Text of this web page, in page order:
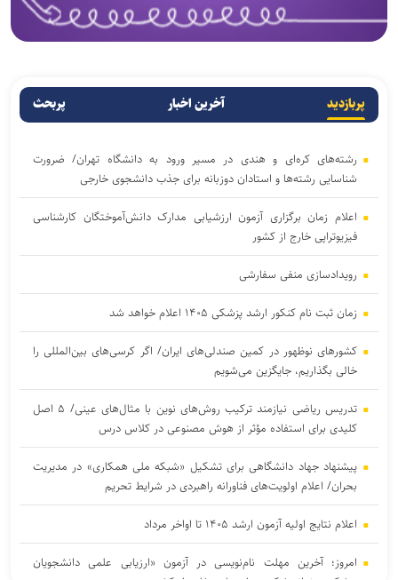
پربازدید آخرین اخبار پربحث
رشته‌های کره‌ای و هندی در مسیر ورود به دانشگاه تهران/ ضرورت
شناسایی رشته‌ها و استادان دوزبانه برای جذب دانشجوی خارجی
اعلام زمان برگزاری آزمون ارزشیابی مدارک دانش‌آموختگان کارشناسی
فیزیوتراپی خارج از کشور
رویدادسازی منفی سفارشی
زمان ثبت نام کنکور ارشد پزشکی ۱۴۰۵ اعلام خواهد شد
کشورهای نوظهور در کمین صندلی‌های ایران/ اگر کرسی‌های بین‌المللی را
خالی بگذاریم، جایگزین می‌شویم
تدریس ریاضی نیازمند ترکیب روش‌های نوین با مثال‌های عینی/ ۵ اصل
کلیدی برای استفاده مؤثر از هوش مصنوعی در کلاس درس
پیشنهاد جهاد دانشگاهی برای تشکیل «شبکه ملی همکاری» در مدیریت
بحران/ اعلام اولویت‌های فناورانه راهبردی در شرایط تحریم
اعلام نتایج اولیه آزمون ارشد ۱۴۰۵ تا اواخر مرداد
امروز؛ آخرین مهلت نام‌نویسی در آزمون «ارزیابی علمی دانشجویان